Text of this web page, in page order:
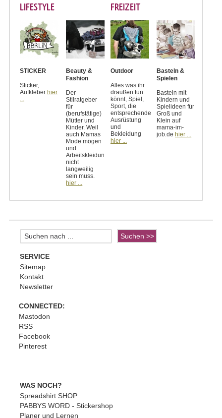
LIFESTYLE
STICKER
Sticker,
Aufkleber hier
...
Beauty &
Fashion
Der
Stilratgeber
für
(berufstätige)
Mütter und
Kinder. Weil
auch Mamas
Mode mögen
und
Arbeitskleidung
nicht
langweilig
sein muss.
hier ...
FREIZEIT
Outdoor
Alles was ihr
draußen tun
könnt, Spiel,
Sport, die
entsprechende
Ausrüstung
und
Bekleidung
hier ...
Basteln &
Spielen
Basteln mit
Kindern und
Spielideen für
Groß und
Klein auf
mama-im-
job.de hier ...
SERVICE
Sitemap
Kontakt
Newsletter
CONNECTED:
Mastodon
RSS
Facebook
Pinterest
WAS NOCH?
Spreadshirt SHOP
PABBYS WORD - Stickershop
Planer und Lernen